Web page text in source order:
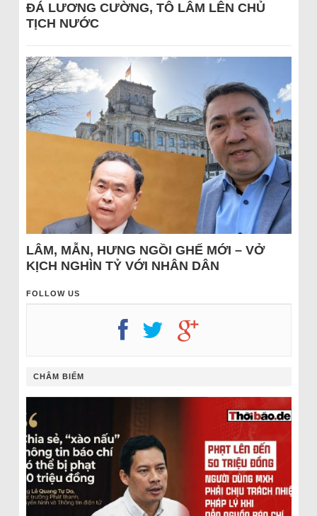
ĐÁ LƯƠNG CƯỜNG, TÔ LÂM LÊN CHỦ
TỊCH NƯỚC
LÂM, MẪN, HƯNG NGỒI GHẾ MỚI – VỞ
KỊCH NGHÌN TỶ VỚI NHÂN DÂN
FOLLOW US
CHÂM BIẾM